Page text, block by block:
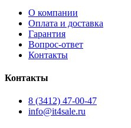
О компании
Оплата и доставка
Гарантия
Вопрос-ответ
Контакты
Контакты
8 (3412) 47-00-47
info@it4sale.ru